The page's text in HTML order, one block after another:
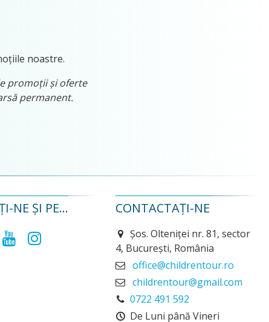
noastre.
promoții și oferte
permanent.
NE ȘI PE... CONTACTAȚI-NE
Șos. Olteniței nr. 81, sector
4, București, România
office@childrentour.ro
childrentour@gmail.com
0722 491 592
De Luni până Vineri